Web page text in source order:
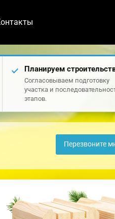
Планируем
Согласовываем подготовку
участка и
этапов.
Перезвоните